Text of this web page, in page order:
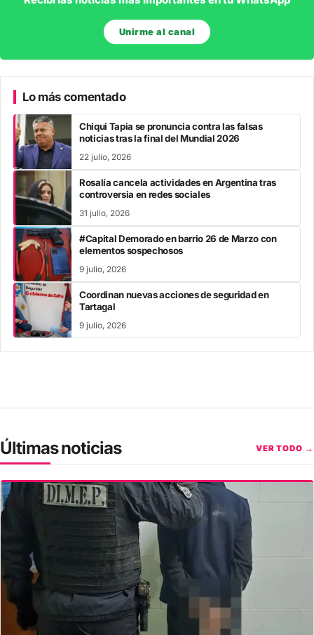
Unirme al canal
Lo más comentado
Chiqui Tapia se pronuncia contra las falsas
noticias tras la final del Mundial 2026
22 julio, 2026
Rosalía cancela actividades en Argentina tras
controversia en redes sociales
31 julio, 2026
#Capital Demorado en barrio 26 de Marzo con
elementos sospechosos
9 julio, 2026
Coordinan nuevas acciones de seguridad en
Tartagal
9 julio, 2026
Últimas noticias VER TODO →